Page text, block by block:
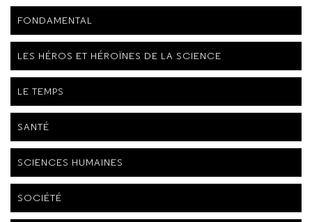
FONDAMENTAL
LES HÉROS ET HÉROÏNES DE LA SCIENCE
LE TEMPS
SANTÉ
SCIENCES HUMAINES
SOCIÉTÉ